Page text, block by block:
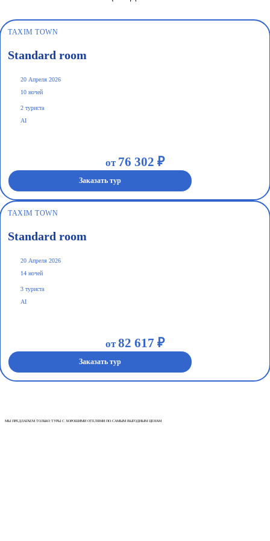
TAXIM TOWN
Standard room
20 Апреля 2026
10 ночей
2 туриста
AI
от 76 302 ₽
Заказать тур
TAXIM TOWN
Standard room
20 Апреля 2026
14 ночей
3 туриста
AI
от82 617 ₽
Заказать тур
МЫ ПРЕДЛАГАЕМ ТОЛЬКО ТУРЫ С ХОРОШИМИ ОТЕЛЯМИ ПО САМЫМ ВЫГОДНЫМ ЦЕНАМ